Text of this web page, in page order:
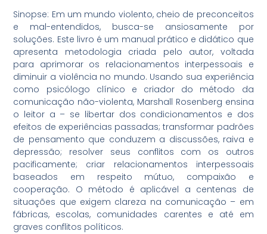
Sinopse: Em um mundo violento, cheio de preconceitos
e mal-entendidos, busca-se ansiosamente por
soluções. Este livro é um manual prático e didático que
apresenta metodologia criada pelo autor, voltada
para aprimorar os relacionamentos interpessoais e
diminuir a violência no mundo. Usando sua experiência
como psicólogo clínico e criador do método da
comunicação não-violenta, Marshall Rosenberg ensina
o leitor a – se libertar dos condicionamentos e dos
efeitos de experiências passadas; transformar padrões
de pensamento que conduzem a discussões, raiva e
depressão; resolver seus conflitos com os outros
pacificamente; criar relacionamentos interpessoais
baseados em respeito mútuo, compaixão e
cooperação. O método é aplicável a centenas de
situações que exigem clareza na comunicação – em
fábricas, escolas, comunidades carentes e até em
graves conflitos políticos.